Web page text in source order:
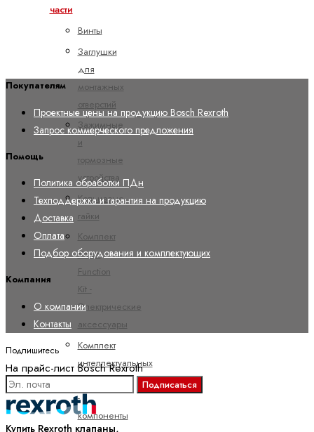
части
Винты
Заглушки
для
монтажных
отверстий
Зажимные
и
тормозные
устройства
Кольцевые
гайки
Комплект
Smart
Function
Kit -
Электрические
аксессуары
Комплект
интеллектуальных
функций
-
компоненты
Покупателям
Проектные цены на продукцию Bosch Rexroth
Запрос коммерческого предложения
Помощь
Политика обработки ПДн
Техподдержка и гарантия на продукцию
Доставка
Оплата
Подбор оборудования и комплектующих
Компания
О компании
Контакты
Подпишитесь
На прайс-лист Bosch Rexroth
Подписаться
Купить Rexroth клапаны,